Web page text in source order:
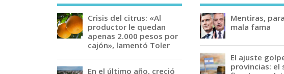
Crisis del citrus: «Al
productor le quedan
apenas 2.000 pesos por
cajón», lamentó Toler
En el último año, creció
Mentiras,
mala fama
El ajuste
provincias: el